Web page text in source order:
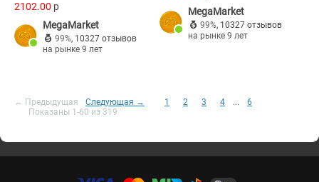
2102.00 p
MegaMarket
99%, 10327 отзывов
на рынке 9 лет
MegaMarket
99%, 10327 отзывов
на рынке 9 лет
← Предыдущая Следующая → 1 2 3 4 ...
6
Показаны 1-60 из 319